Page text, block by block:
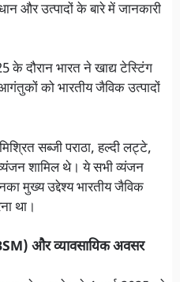
और उत्पादों के बारे में जानकारी
दौरान भारत ने खाद्य टेस्टिंग
को भारतीय जैविक उत्पादों
सब्जी पराठा, हल्दी लट्टे,
शामिल थे। ये सभी व्यंजन
मुख्य उद्देश्य भारतीय जैविक
था।
और व्यावसायिक अवसर